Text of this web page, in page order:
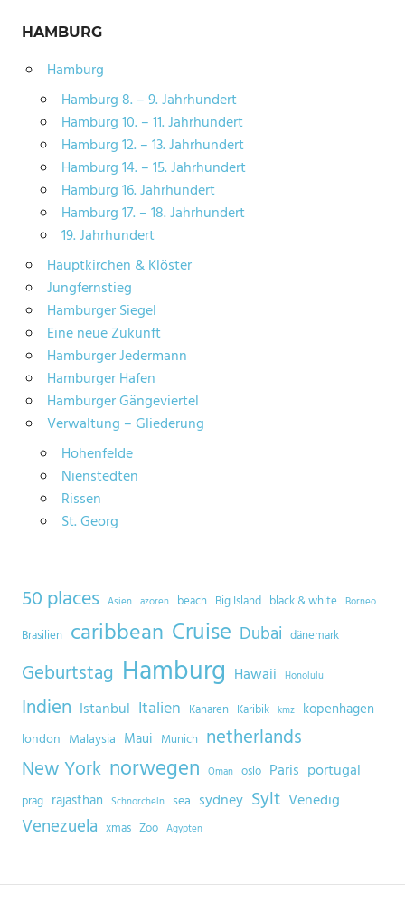
HAMBURG
Hamburg
Hamburg 8. – 9. Jahrhundert
Hamburg 10. – 11. Jahrhundert
Hamburg 12. – 13. Jahrhundert
Hamburg 14. – 15. Jahrhundert
Hamburg 16. Jahrhundert
Hamburg 17. – 18. Jahrhundert
19. Jahrhundert
Hauptkirchen & Klöster
Jungfernstieg
Hamburger Siegel
Eine neue Zukunft
Hamburger Jedermann
Hamburger Hafen
Hamburger Gängeviertel
Verwaltung – Gliederung
Hohenfelde
Nienstedten
Rissen
St. Georg
50 places Asien azoren beach Big Island black & white Borneo
Brasilien caribbean Cruise Dubai dänemark
Geburtstag Hamburg Hawaii Honolulu
Indien Istanbul Italien Kanaren Karibik kmz kopenhagen
london Malaysia Maui Munich netherlands
New York norwegen Oman oslo Paris portugal
prag rajasthan Schnorcheln sea sydney Sylt Venedig
Venezuela xmas Zoo Ägypten